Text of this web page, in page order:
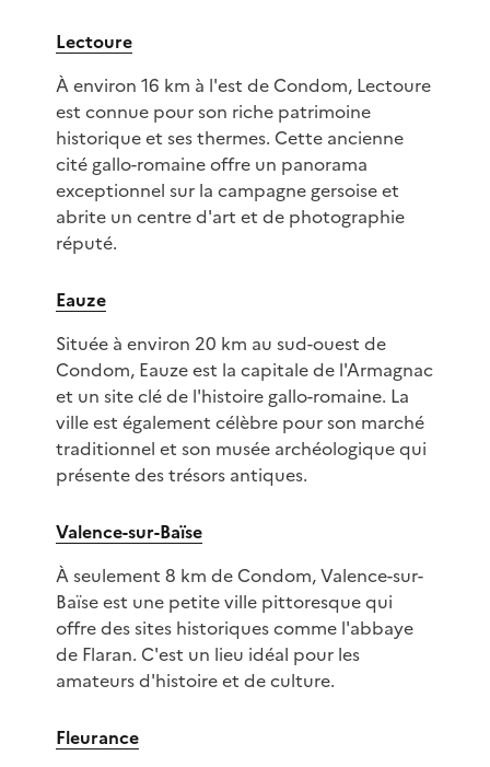
Lectoure
À environ 16 km à l'est de Condom, Lectoure
est connue pour son riche patrimoine
historique et ses thermes. Cette ancienne
cité gallo-romaine offre un panorama
exceptionnel sur la campagne gersoise et
abrite un centre d'art et de photographie
réputé.
Eauze
Située à environ 20 km au sud-ouest de
Condom, Eauze est la capitale de l'Armagnac
et un site clé de l'histoire gallo-romaine. La
ville est également célèbre pour son marché
traditionnel et son musée archéologique qui
présente des trésors antiques.
Valence-sur-Baïse
À seulement 8 km de Condom, Valence-sur-
Baïse est une petite ville pittoresque qui
offre des sites historiques comme l'abbaye
de Flaran. C'est un lieu idéal pour les
amateurs d'histoire et de culture.
Fleurance